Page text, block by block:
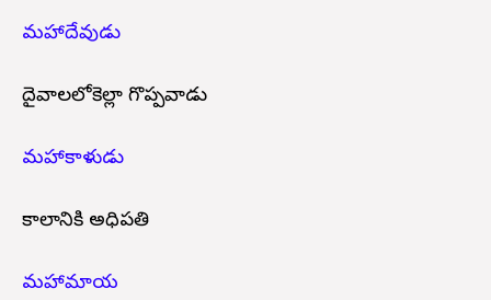
మహాదేవుడు
దైవాలలోకెల్లా గొప్పవాడు
మహాకాళుడు
కాలానికి అధిపతి
మహామాయ